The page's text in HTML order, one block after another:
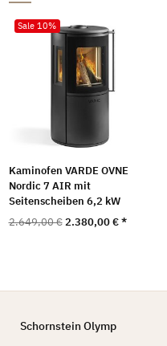
Sale 10%
Kaminofen VARDE OVNE
Nordic 7 AIR mit
Seitenscheiben 6,2 kW
2.649,00 € 2.380,00 €*
Schornstein Olymp